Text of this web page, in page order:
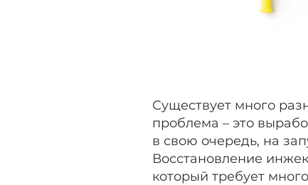
Существует много
проблема – это
в свою очередь, на
Восстановление
который требует